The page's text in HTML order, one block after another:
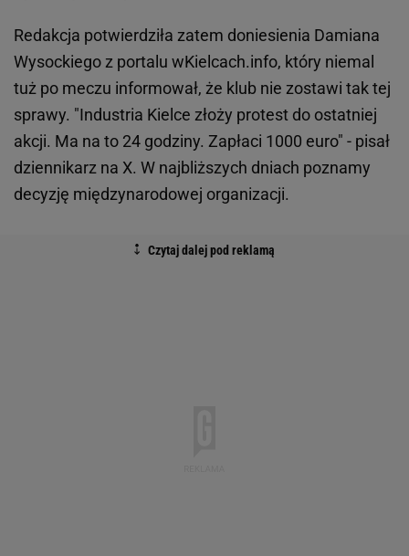
Redakcja potwierdziła zatem doniesienia Damiana
Wysockiego z portalu wKielcach.info, który niemal
tuż po meczu informował, że klub nie zostawi tak tej
sprawy. "Industria Kielce złoży protest do ostatniej
akcji. Ma na to 24 godziny. Zapłaci 1000 euro" - pisał
dziennikarz na X. W najbliższych dniach poznamy
decyzję międzynarodowej organizacji.